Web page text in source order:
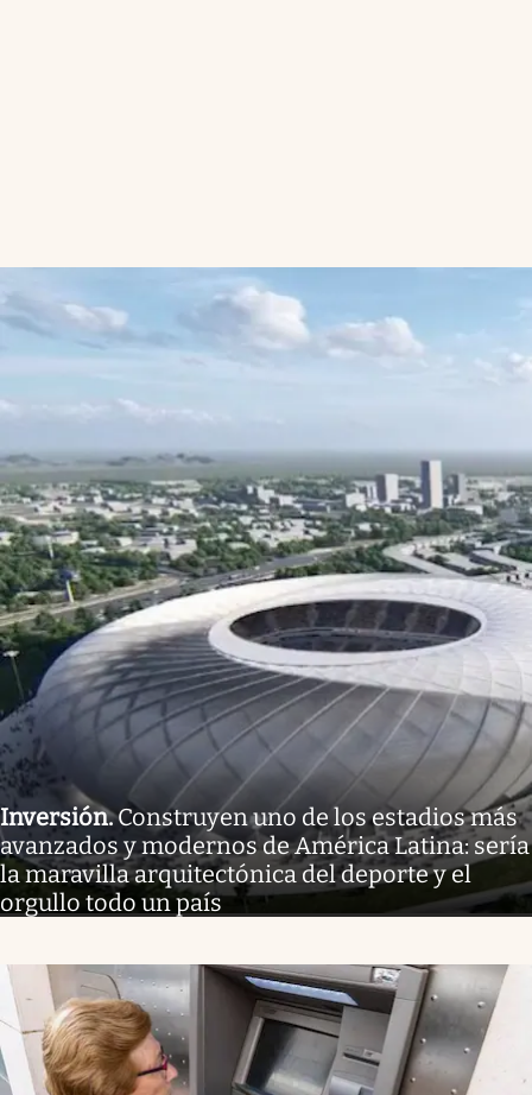
Inversión.Construyen uno de los estadios más
avanzados y modernos de América Latina: sería
la maravilla arquitectónica del deporte y el
orgullo todo un país